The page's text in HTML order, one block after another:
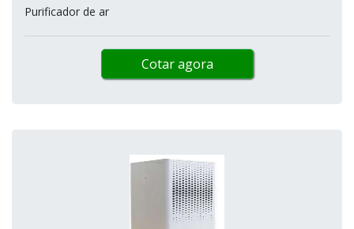
Purificador de ar
Cotar agora